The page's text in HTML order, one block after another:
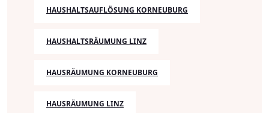
HAUSHALTSAUFLÖSUNG KORNEUBURG
HAUSHALTSRÄUMUNG LINZ
HAUSRÄUMUNG KORNEUBURG
HAUSRÄUMUNG LINZ